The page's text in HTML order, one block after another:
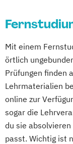
Mit einem
örtlich
Prüfungen finden
Lehrmaterialien
online zur
sogar die
du sie
passt. Wichtig ist